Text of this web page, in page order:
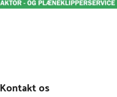
Kontakt os